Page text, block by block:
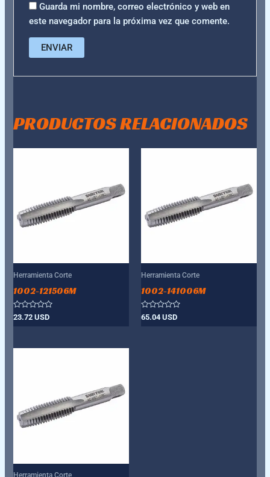
Guarda mi nombre, correo electrónico y web en
este navegador para la próxima vez que comente.
PRODUCTOS RELACIONADOS
Herramienta Corte
1002-121506M
Valorado
con
23.72USD
Herramienta Corte
1002-141006M
Valorado
con
65.04 USD
Herramienta Corte